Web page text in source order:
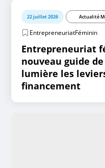
22 juillet 2026 Actualité
EntrepreneuriatFéminin
Entrepreneuriat
nouveau guide
lumière les
financement